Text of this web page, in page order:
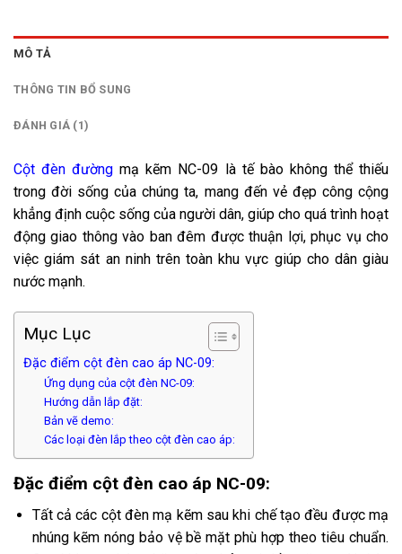
MÔ TẢ
THÔNG TIN BỔ SUNG
ĐÁNH GIÁ (1)
Cột đèn đường mạ kẽm NC-09 là tế bào không thể thiếu
trong đời sống của chúng ta, mang đến vẻ đẹp công cộng
khẳng định cuộc sống của người dân, giúp cho quá trình hoạt
động giao thông vào ban đêm được thuận lợi, phục vụ cho
việc giám sát an ninh trên toàn khu vực giúp cho dân giàu
nước mạnh.
Mục Lục
Đặc điểm cột đèn cao áp NC-09:
Ứng dụng của cột đèn NC-09:
Hướng dẫn lắp đặt:
Bản vẽ demo:
Các loại đèn lắp theo cột đèn cao áp:
Đặc điểm cột đèn cao áp NC-09:
Tất cả các cột đèn mạ kẽm sau khi chế tạo đều được mạ
nhúng kẽm nóng bảo vệ bề mặt phù hợp theo tiêu chuẩn.